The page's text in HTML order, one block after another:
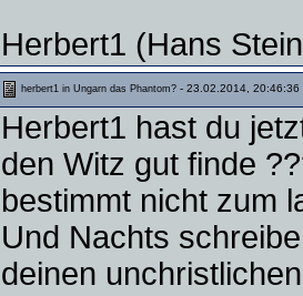
Herbert1 (Hans
herbert1 in Ungarn das Phantom? - 23.02.2014, 20:46:36
Herbert1 hast du
den Witz gut finde
bestimmt nicht zum
Und Nachts
deinen